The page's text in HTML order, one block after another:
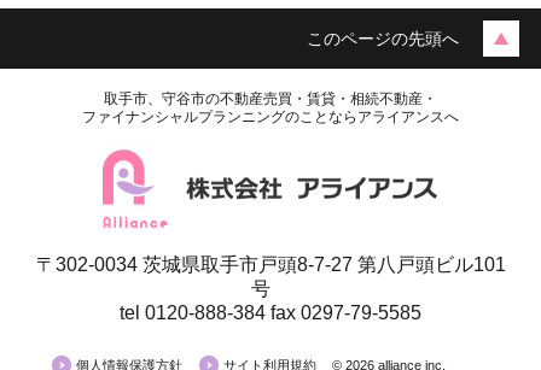
月極駐車場
このページの先頭へ
取手市、守谷市の不動産売買・賃貸・相続不動産・
ファイナンシャルプランニングのことならアライアンスへ
〒302-0034 茨城県取手市戸頭8-7-27 第八戸頭ビル101
号
tel 0120-888-384 fax 0297-79-5585
個人情報保護方針 サイト利用規約 © 2026 alliance inc.